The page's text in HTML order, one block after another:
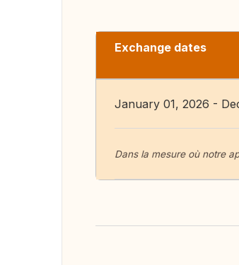
Exchange dates
January 01, 2026 -
Dans la mesure où notre